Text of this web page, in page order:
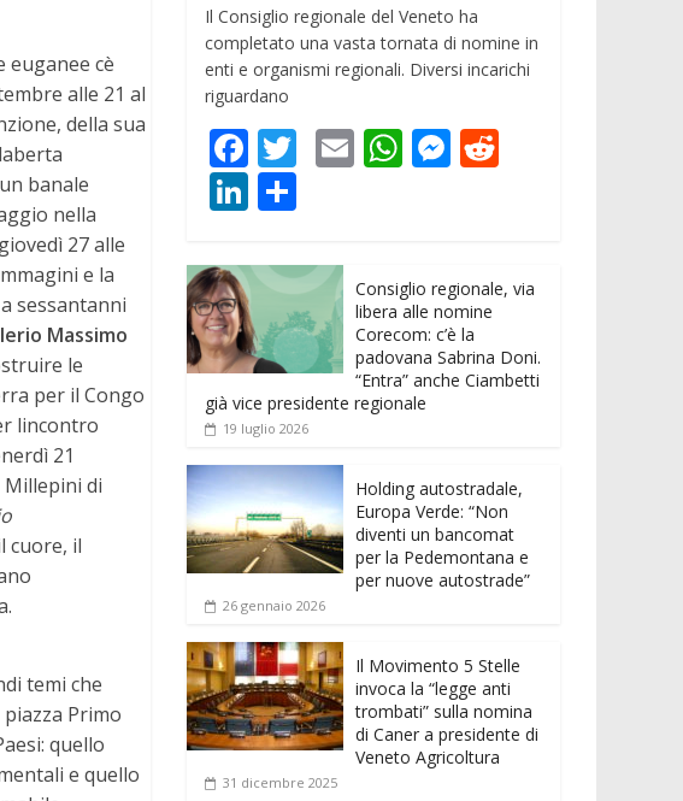
cè
alle 21 al
della sua
banale
nella
27 alle
e la
sessantanni
Massimo
le
per il Congo
lincontro
21
Millepini di
cuore, il
temi che
Primo
quello
e quello
Il Consiglio regionale del Veneto ha
completato una vasta tornata di nomine in
enti e organismi regionali. Diversi incarichi
riguardano
F
ac
e
b
o
o
k
T
er
E W
A
p
p
M
n
g
er
t
Li
k
e
dI
n
n
di
vi
di
Consiglio regionale, via
libera alle nomine
Corecom: c’è la
padovana Sabrina Doni.
“Entra” anche Ciambetti
già vice presidente regionale
19 luglio 2026
Holding autostradale,
Europa Verde: “Non
diventi un bancomat
per la Pedemontana e
per nuove autostrade”
26 gennaio 2026
Il Movimento 5 Stelle
invoca la “legge anti
trombati” sulla nomina
di Caner a presidente di
Veneto Agricoltura
31 dicembre 2025